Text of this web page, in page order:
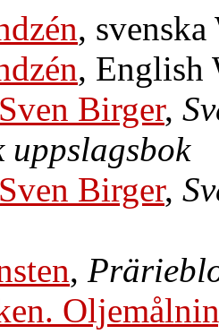
,
, English
Birger,
Birger,
,